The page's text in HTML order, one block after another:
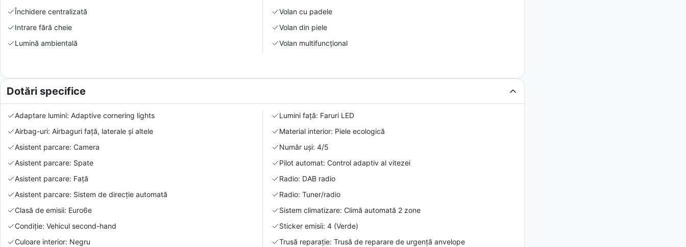
Închidere centralizată
Intrare fără cheie
Lumină ambientală
Volan cu padele
Volan din piele
Volan multifuncțional
Dotări specifice
Adaptare lumini: Adaptive cornering lights
Airbag-uri: Airbaguri față, laterale și altele
Asistent parcare: Camera
Asistent parcare: Spate
Asistent parcare: Față
Asistent parcare: Sistem de direcție automată
Clasă de emisii: Euro6e
Condiție: Vehicul second-hand
Culoare interior: Negru
Lumini față: Faruri LED
Material interior: Piele ecologică
Număr uși: 4/5
Pilot automat: Control adaptiv al vitezei
Radio: DAB radio
Radio: Tuner/radio
Sistem climatizare: Climă automată 2 zone
Sticker emisii: 4 (Verde)
Trusă reparație: Trusă de reparare de urgență anvelope